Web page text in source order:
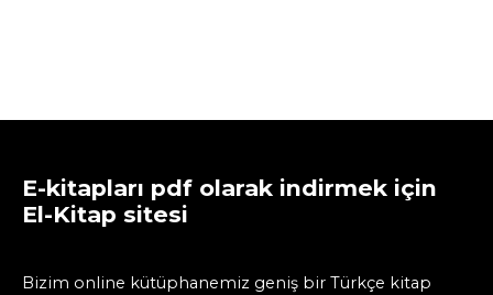
E-kitapları pdf olarak indirmek için
El-Kitap sitesi
Bizim online kütüphanemiz geniş bir Türkçe kitap